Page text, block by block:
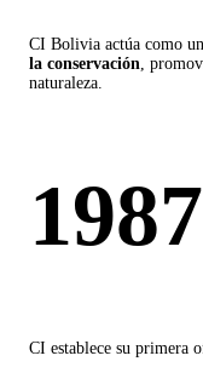
CI Bolivia actúa como un
la conservación,
naturaleza.
1987
CI establece su primera